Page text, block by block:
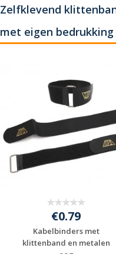
Zelfklevend
met eigen
€0.79
Kabelbinders met
klittenband en metalen
oog